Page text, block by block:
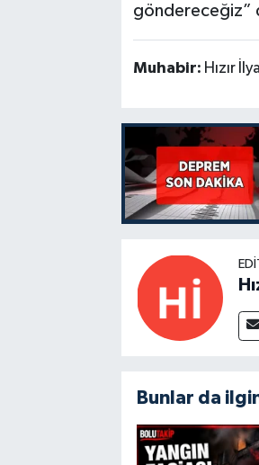
göndereceğiz”
Muhabir: Hızır
Bunlar da